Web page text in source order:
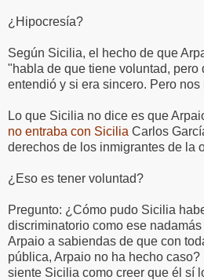
¿Hipocresía?
Según Sicilia, el hecho de que
"habla de que tiene voluntad, pero
entendió y si era sincero. Pero nos
Lo que Sicilia no dice es que
no entraba con Sicilia Carlos
derechos de los inmigrantes de la
¿Eso es tener voluntad?
Pregunto: ¿Cómo pudo Sicilia
discriminatorio como ese
Arpaio a sabiendas de que con
pública, Arpaio no ha hecho
siente Sicilia como creer que él sí